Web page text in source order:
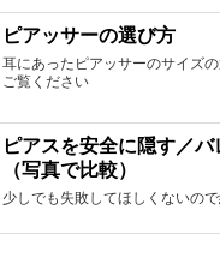
ピアッサーの選び方
耳にあったピアッサーのサイズ
ご覧ください
ピアスを安全に隠す／
（写真で比較）
少しでも失敗してほしくないので